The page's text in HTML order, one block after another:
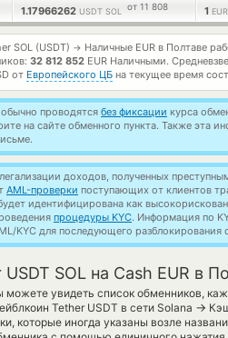
1.17966262 USDT SOL от 11 808 1
SOL (USDT) → Наличные EUR в Полтаве
32 812 852 EUR Наличными.
от Европейского ЦБ на текущее время
проводятся без фиксации курса
на сайте обменного пункта. Также эта
доходов, полученных
AML-проверки поступающих от клиентов
идентифицирована как
процедуры KYC. Информация по
KYC для последующего разблокирования
SOL на Cash EUR в
можете увидеть список обменников,
Tether USDT в сети Solana →
которые иногда указаны возле